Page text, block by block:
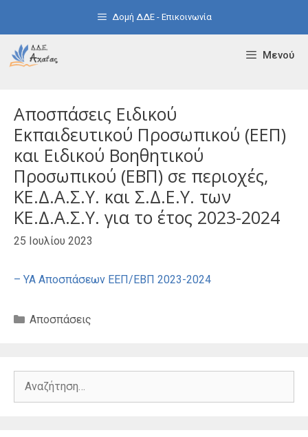
Δομή ΔΔΕ - Επικοινωνία
Μενού
Αποσπάσεις Ειδικού
Εκπαιδευτικού Προσωπικού (ΕΕΠ)
και Ειδικού Βοηθητικού
Προσωπικού (ΕΒΠ) σε περιοχές,
ΚΕ.Δ.Α.Σ.Υ. και Σ.Δ.Ε.Υ. των
ΚΕ.Δ.Α.Σ.Υ. για το έτος 2023-2024
25 Ιουλίου 2023
– ΥΑ Αποσπάσεων ΕΕΠ/ΕΒΠ 2023-2024
Κατηγορίες
Αποσπάσεις
Αναζήτηση